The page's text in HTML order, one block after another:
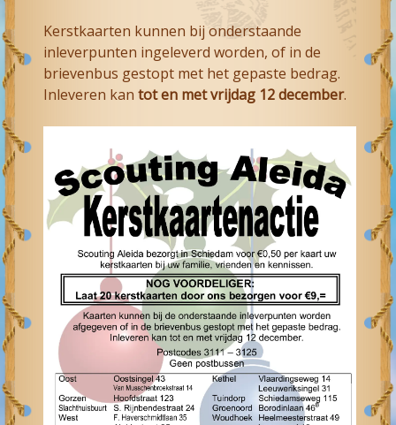
Kerstkaarten kunnen bij onderstaande
inleverpunten ingeleverd worden, of in de
brievenbus gestopt met het gepaste bedrag.
Inleveren kantot en met vrijdag 12 december.